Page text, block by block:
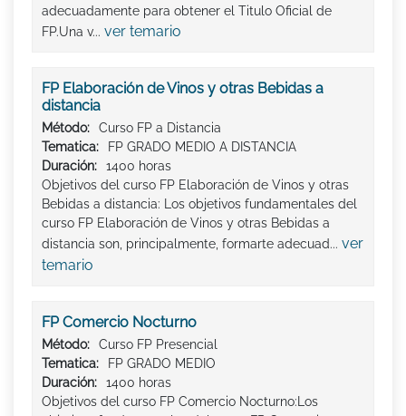
adecuadamente para obtener el Titulo Oficial de
FP.Una v... ver temario
FP Elaboración de Vinos y otras Bebidas a
distancia
Método:
Curso FP a Distancia
Tematica:
FP GRADO MEDIO A DISTANCIA
Duración:
1400 horas
Objetivos del curso FP Elaboración de Vinos y otras
Bebidas a distancia: Los objetivos fundamentales del
curso FP Elaboración de Vinos y otras Bebidas a
distancia son, principalmente, formarte adecuad... ver
temario
FP Comercio Nocturno
Método:
Curso FP Presencial
Tematica:
FP GRADO MEDIO
Duración:
1400 horas
Objetivos del curso FP Comercio Nocturno:Los